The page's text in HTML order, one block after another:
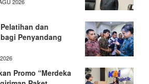
dan
Penyandang
Promo “Merdeka